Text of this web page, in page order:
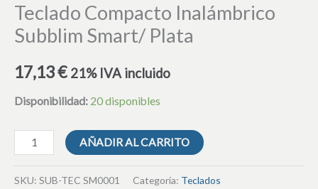
Teclado Compacto Inalámbrico
Subblim Smart/ Plata
17,13€ 21% IVA incluido
Disponibilidad: 20 disponibles
AÑADIR AL CARRITO
SKU: SUB-TEC SM0001 Categoría: Teclados